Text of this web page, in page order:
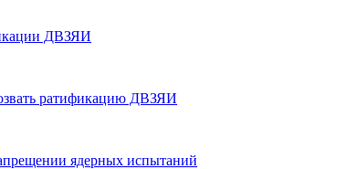
ДВЗЯИ
ратификацию ДВЗЯИ
ядерных испытаний